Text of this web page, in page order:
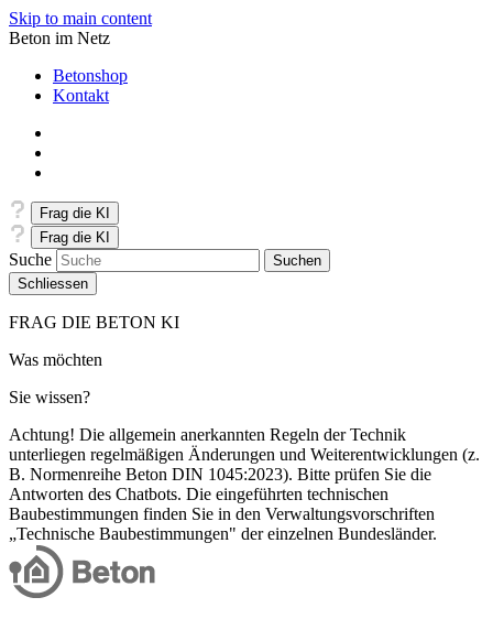
Skip to main content
Beton im Netz
Betonshop
Kontakt
Frag die KI
Frag die KI
Suche
Schliessen
FRAG DIE BETON KI
Was möchten
Sie wissen?
Achtung! Die allgemein anerkannten Regeln der Technik
unterliegen regelmäßigen Änderungen und Weiterentwicklungen (z.
B. Normenreihe Beton DIN 1045:2023). Bitte prüfen Sie die
Antworten des Chatbots. Die eingeführten technischen
Baubestimmungen finden Sie in den Verwaltungsvorschriften
„Technische Baubestimmungen" der einzelnen Bundesländer.